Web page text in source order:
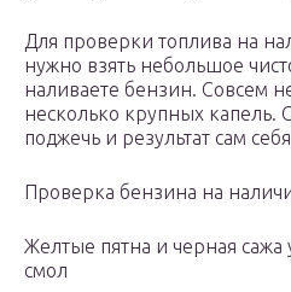
Для проверки топлива на
нужно взять небольшое
наливаете бензин. Совсем
несколько крупных капель.
поджечь и результат сам
Проверка бензина на
Желтые пятна и черная сажа
смол